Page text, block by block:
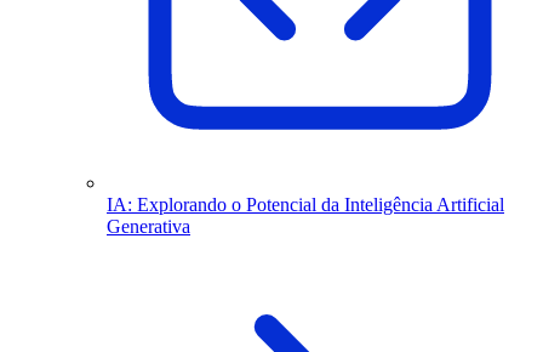
IA: Explorando o Potencial da Inteligência Artificial
Generativa